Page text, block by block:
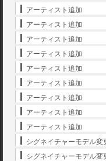
アーティスト追加
アーティスト追加
アーティスト追加
アーティスト追加
アーティスト追加
アーティスト追加
アーティスト追加
アーティスト追加
アーティスト追加
シグネイチャーモデル変
シグネイチャーモデル変